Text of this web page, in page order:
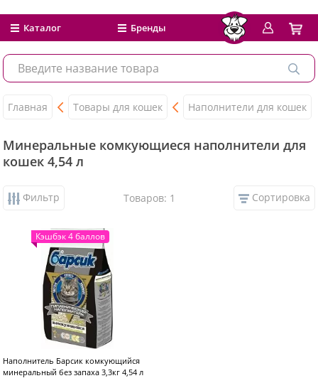
Каталог Бренды
Главная Товары для кошек Наполнители для кошек
Минеральные комкующиеся наполнители для
кошек 4,54 л
Фильтр Товаров: 1 Сортировка
Кэшбэк 4 баллов
Наполнитель Барсик комкующийся
минеральный без запаха 3,3кг 4,54 л